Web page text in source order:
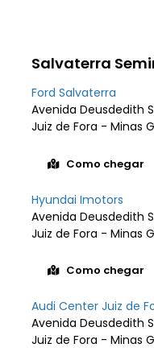
Salvaterra
Ford Salvaterra
Avenida Deusdedith
Juiz de Fora - Minas
Como chegar
Hyundai Imotors
Avenida Deusdedith
Juiz de Fora - Minas
Como chegar
Audi Center Juiz de
Avenida Deusdedith
Juiz de Fora - Minas